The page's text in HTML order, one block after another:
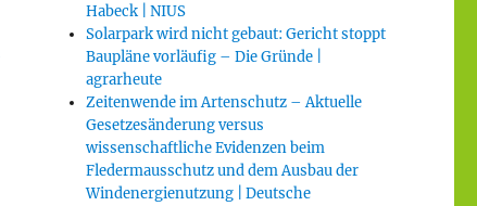
Habeck | NIUS
Solarpark wird nicht gebaut: Gericht stoppt
Baupläne vorläufig – Die Gründe |
agrarheute
Zeitenwende im Artenschutz – Aktuelle
Gesetzesänderung versus
wissenschaftliche Evidenzen beim
Fledermausschutz und dem Ausbau der
Windenergienutzung | Deutsche